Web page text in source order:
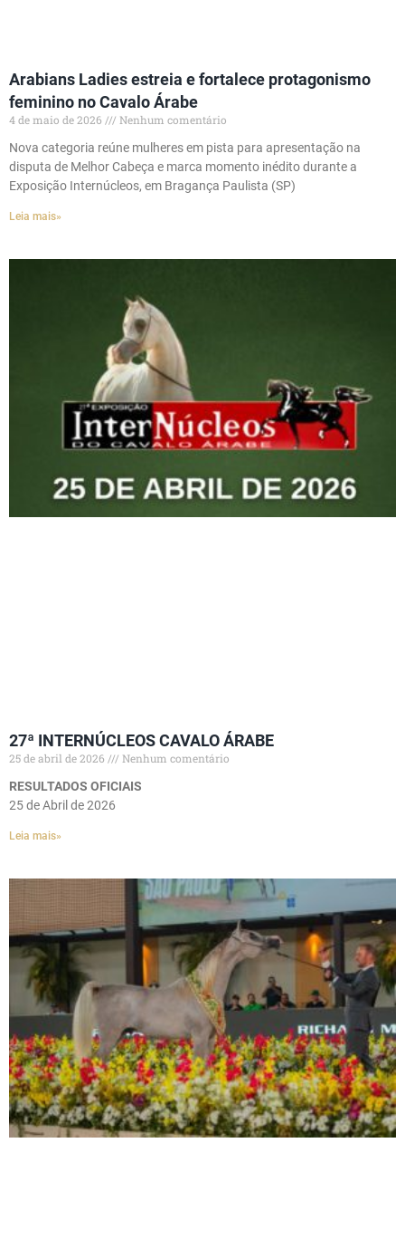
Arabians Ladies estreia e fortalece protagonismo
feminino no Cavalo Árabe
4 de maio de 2026
Nenhum comentário
Nova categoria reúne mulheres em pista para apresentação na
disputa de Melhor Cabeça e marca momento inédito durante a
Exposição Internúcleos, em Bragança Paulista (SP)
Leia mais»
27ª INTERNÚCLEOS CAVALO ÁRABE
25 de abril de 2026
Nenhum comentário
RESULTADOS OFICIAIS
25 de Abril de 2026
Leia mais»